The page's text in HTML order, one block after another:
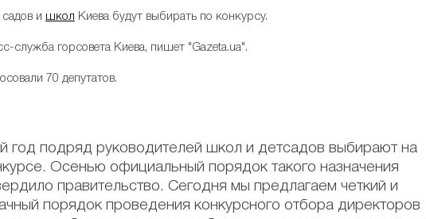
и школ Киева будут выбирать по конкурсу.
служба горсовета Киева, пишет "Gazeta.ua".
70 депутатов.
год подряд руководителей школ и детсадов выбирают на
Осенью официальный порядок такого назначения
правительство. Сегодня мы предлагаем четкий и
порядок проведения конкурсного отбора директоров